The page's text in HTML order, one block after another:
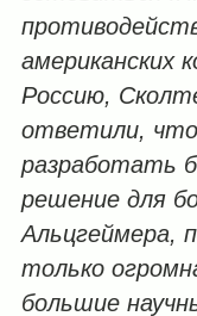
американских
Россию,
ответили,
разработать
решение для
Альцгеймера,
только
большие